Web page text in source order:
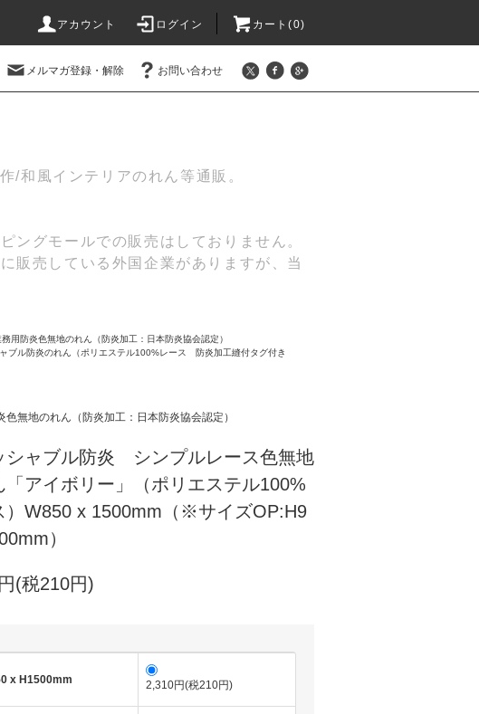
アカウント ログイン カート(0)
メルマガ登録・解除 お問い合わせ
/和風インテリアのれん等通販。
ングモールでの販売はしておりません。
販売している外国企業がありますが、当
務用防炎色無地のれん（防炎加工：日本防炎協会認定）
ブル防炎のれん（ポリエステル100%レース 防炎加工縫付タグ付き
色無地のれん（防炎加工：日本防炎協会認定）
シャブル防炎 シンプルレース色無地
「アイボリー」（ポリエステル100%
）W850 x 1500mm（※サイズOP:H9
）
(税210円)
x H1500mm 2,310円(税210円)